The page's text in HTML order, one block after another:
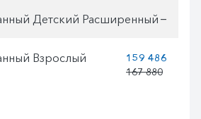
Детский Расширенный —
Взрослый
159 486
167 880